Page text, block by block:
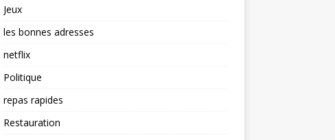
Jeux
les bonnes adresses
netflix
Politique
repas rapides
Restauration